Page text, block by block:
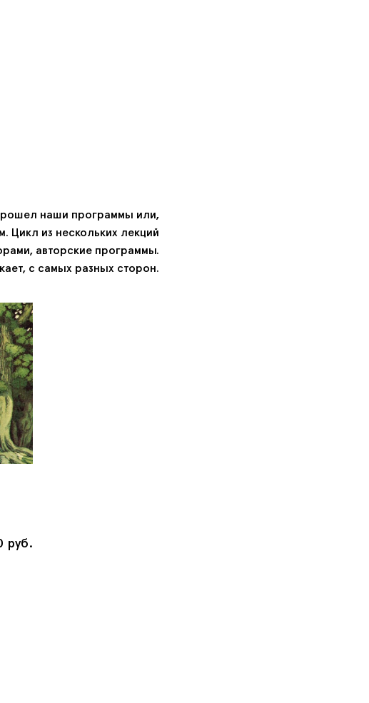
наши программы или,
Цикл из нескольких лекций
авторские программы.
с самых разных сторон.
руб.